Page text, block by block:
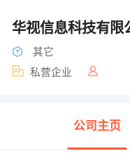
华视信息科技有限
其它
私营企业
公司主页